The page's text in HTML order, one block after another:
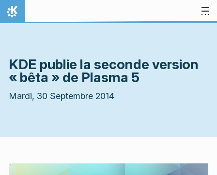
Aller directement au contenu
Accueil
KDE publie la seconde version
« bêta » de Plasma 5
Mardi, 30 Septembre 2014